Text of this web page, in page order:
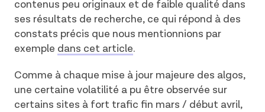
contenus peu originaux et de faible qualité dans
ses résultats de recherche, ce qui répond à des
constats précis que nous mentionnions par
exemple dans cet article.
Comme à chaque mise à jour majeure des algos,
une certaine volatilité a pu être observée sur
certains sites à fort trafic fin mars / début avril,